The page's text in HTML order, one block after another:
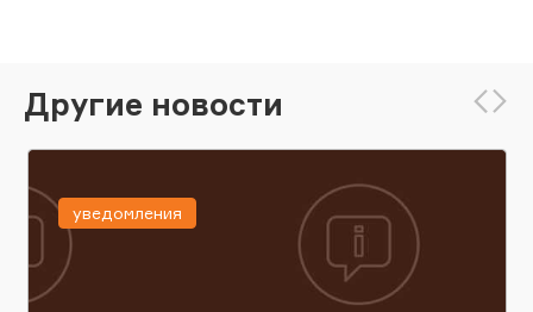
Другие новости
уведомления